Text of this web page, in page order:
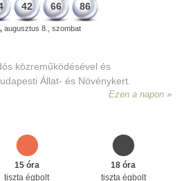
42 66 86
augusztus 8., szombat
közreműködésével és
Állat- és Növénykert.
Ezen a napon
15 óra
tiszta égbolt
18 óra
tiszta égbolt